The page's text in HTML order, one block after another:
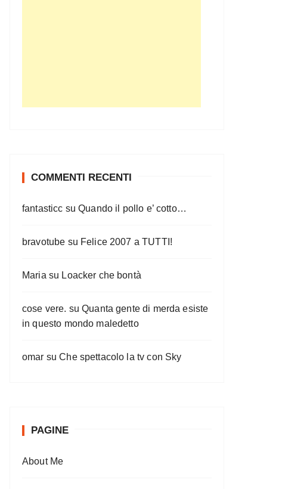
COMMENTI RECENTI
fantasticc suQuando il pollo e’ cotto…
bravotube su Felice 2007 a TUTTI!
Maria su Loacker che bontà
cose vere. suQuanta gente di merda esiste
in questo mondo maledetto
omar suChe spettacolo la tv con Sky
PAGINE
About Me